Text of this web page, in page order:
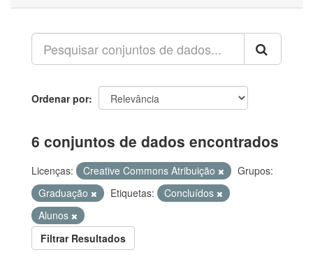
Ordenar por
6 conjuntos de dados encontrados
Licenças: Creative Commons Atribuição
Grupos:
Graduação
Etiquetas:
Concluídos
Alunos
Filtrar Resultados